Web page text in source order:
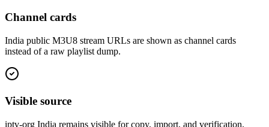
Channel cards
India public M3U8 stream URLs are shown as channel cards
instead of a raw playlist dump.
Visible source
iptv-org India remains visible for copy, import, and verification.